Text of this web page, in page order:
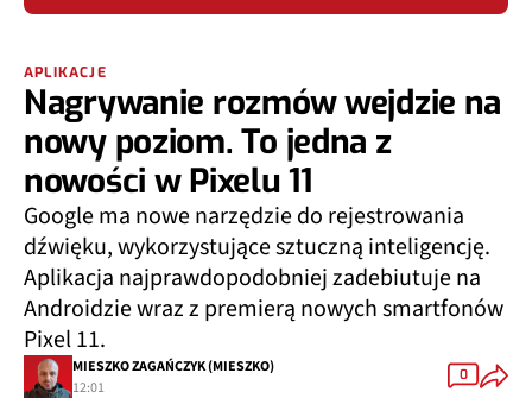
APLIKACJE
Nagrywanie rozmów wejdzie na
nowy poziom. To jedna z
nowości w Pixelu 11
Google ma nowe narzędzie do rejestrowania
dźwięku, wykorzystujące sztuczną inteligencję.
Aplikacja najprawdopodobniej zadebiutuje na
Androidzie wraz z premierą nowych smartfonów
Pixel 11.
MIESZKO ZAGAŃCZYK (MIESZKO)
12:01
0